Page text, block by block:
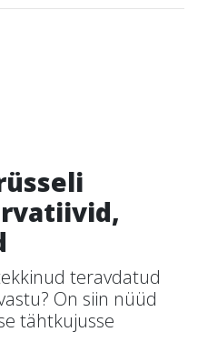
teravdatud
On siin nüüd
tähtkujusse